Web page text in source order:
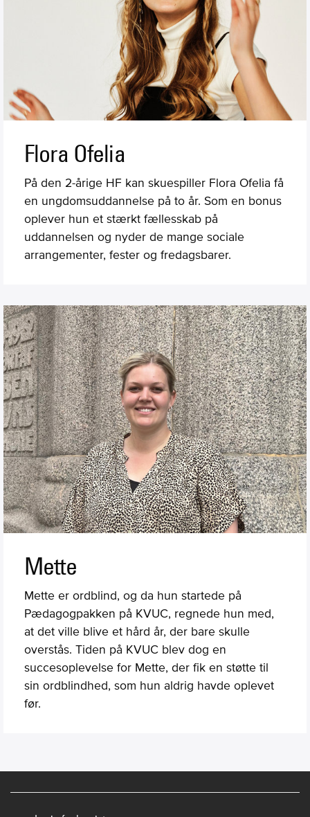
Flora Ofelia
På den 2-årige HF kan skuespiller Flora Ofelia få
en ungdomsuddannelse på to år. Som en bonus
oplever hun et stærkt fællesskab på
uddannelsen og nyder de mange sociale
arrangementer, fester og fredagsbarer.
Mette
Mette er ordblind, og da hun startede på
Pædagogpakken på KVUC, regnede hun med,
at det ville blive et hård år, der bare skulle
overstås. Tiden på KVUC blev dog en
succesoplevelse for Mette, der fik en støtte til
sin ordblindhed, som hun aldrig havde oplevet
før.